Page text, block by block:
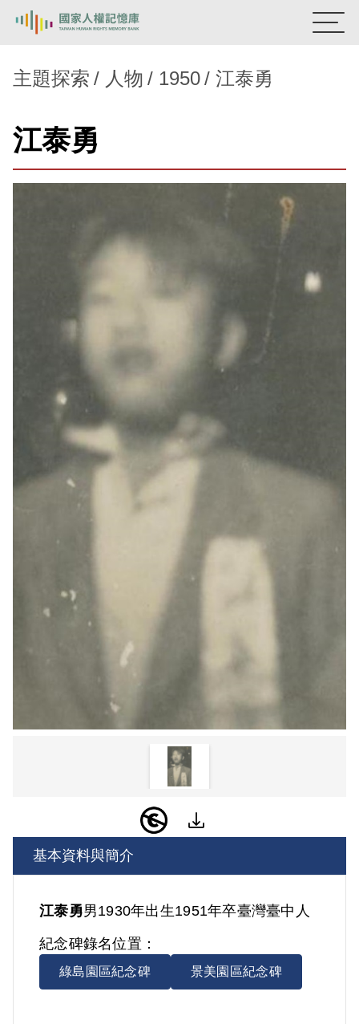
新生訓導處
主題探索
主題探索 人物 1950 江泰勇
江泰勇
基本資料與簡介
江泰勇男1930年出生1951年卒臺灣臺中人
紀念碑錄名位置：
綠島園區紀念碑 景美園區紀念碑